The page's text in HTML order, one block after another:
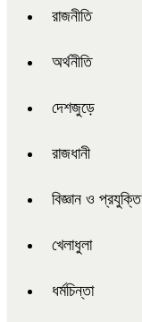
রাজনীতি
অর্থনীতি
দেশজুড়ে
রাজধানী
বিজ্ঞান ও প্রযুক্তি
খেলাধুলা
ধর্মচিন্তা